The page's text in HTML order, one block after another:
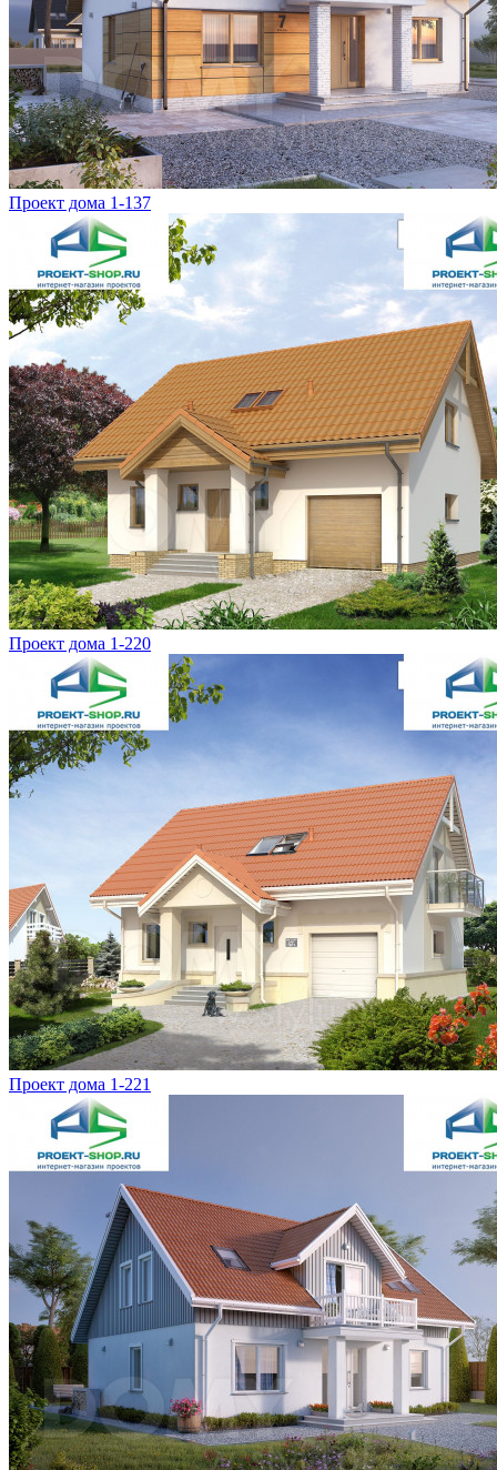
Проект дома 1-137
Проект дома 1-220
Проект дома 1-221